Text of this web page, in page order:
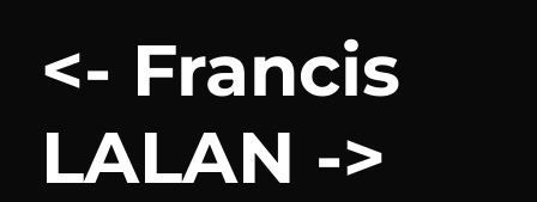
<- Francis
LALAN ->